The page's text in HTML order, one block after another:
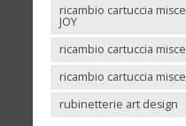
ricambio cartuccia
JOY
ricambio cartuccia
ricambio cartuccia
rubinetterie art design